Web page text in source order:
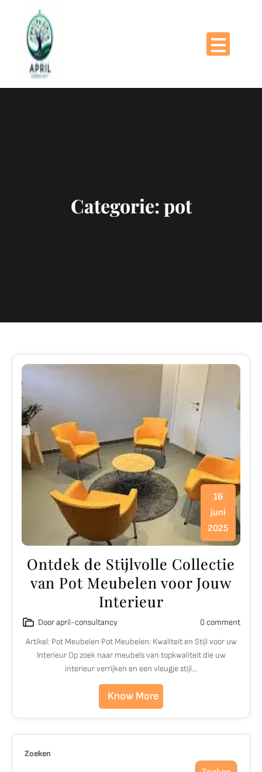
Categorie:pot
16
juni
2025
Ontdek de Stijlvolle Collectie
van Pot Meubelen voor Jouw
Interieur
Door april-consultancy
0 comment
Artikel: Pot Meubelen Pot Meubelen: Kwaliteit en Stijl voor uw
Interieur Op zoek naar meubels van topkwaliteit die uw
interieur verrijken en een vleugje stijl…
Know More
Zoeken